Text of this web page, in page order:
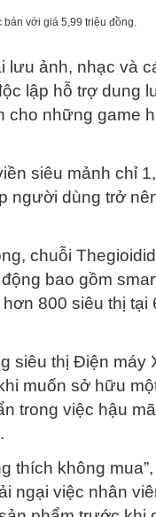
bán với giá 5,99 triệu đồng.
lưu ảnh, nhạc và
lập hỗ trợ dung
cho những game
siêu mảnh chỉ
người dùng trở
chuỗi
bao gồm
800 siêu thị tại
siêu thị Điện máy
muốn sở hữu
trong việc hậu
thích không
ngại việc nhân